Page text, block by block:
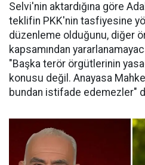
Selvi'nin aktardığına göre
teklifin PKK'nin tasfiyesine
düzenleme olduğunu, diğer
kapsamından
"Başka terör örgütlerinin
konusu değil. Anayasa
bundan istifade edemezler"